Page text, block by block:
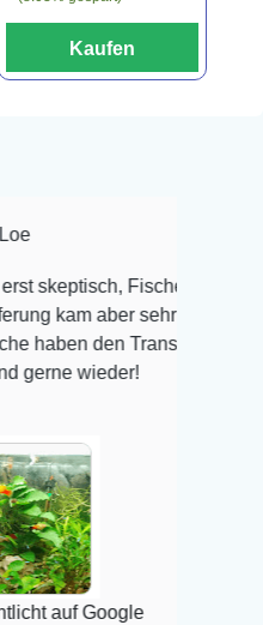
Kaufen
Fische online zu bestellen!
sehr gut verpackt an und
Transport überlebt! Vielen